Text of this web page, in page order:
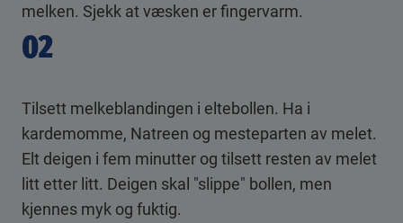
melken. Sjekk at væsken er fingervarm.
02
Tilsett melkeblandingen i eltebollen. Ha i
kardemomme, Natreen og mesteparten av melet.
Elt deigen i fem minutter og tilsett resten av melet
litt etter litt. Deigen skal "slippe" bollen, men
kjennes myk og fuktig.